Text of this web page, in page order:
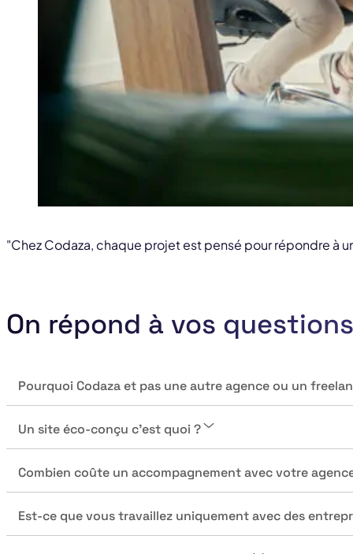
On répond à vos questions
Pourquoi Codaza et pas une autre agence ou un
Un site éco-conçu c’est quoi ?
Combien coûte un accompagnement avec votre
Est-ce que vous travaillez uniquement avec des
"Chez Codaza, chaque projet est pensé pour répondre